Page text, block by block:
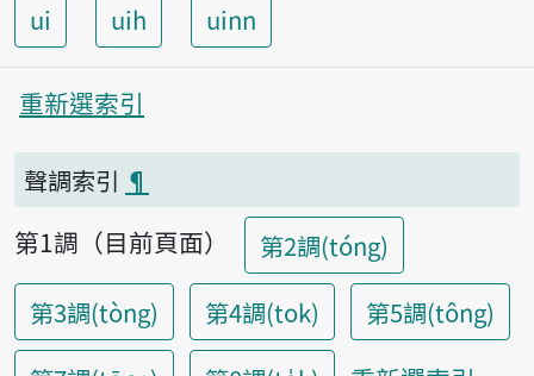
ui uih uinn
重新選索引
聲調索引 ¶
第1調（目前頁面）
第2調(tóng)
第3調(tòng)
第4調(tok)
第5調(tông)